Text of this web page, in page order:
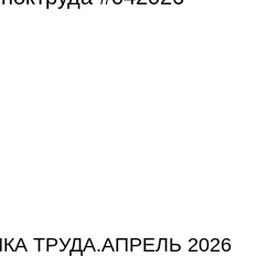
ТРУДА.АПРЕЛЬ 2026